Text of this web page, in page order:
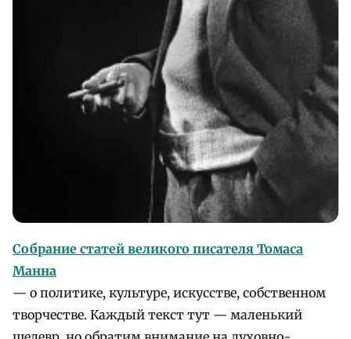
Собрание статей великого писателя Томаса
Манна
— о политике, культуре, искусстве, собственном
творчестве. Каждый текст тут — маленький